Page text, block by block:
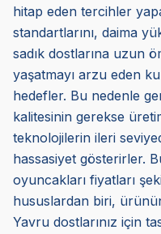
hitap eden tercihler
standartlarını, daima
sadık dostlarına uzun
yaşatmayı arzu eden
hedefler. Bu nedenle
kalitesinin gerekse
teknolojilerin ileri
hassasiyet gösterirler.
oyuncakları fiyatları
hususlardan biri,
Yavru dostlarınız için